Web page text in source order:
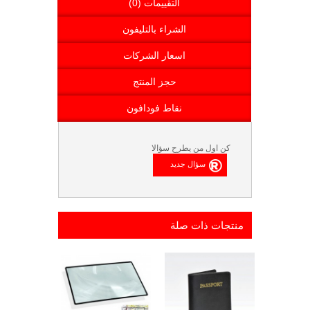
التقييمات (0)
الشراء بالتليفون
اسعار الشركات
حجز المنتج
نقاط فودافون
كن اول من يطرح سؤالا
منتجات ذات صلة